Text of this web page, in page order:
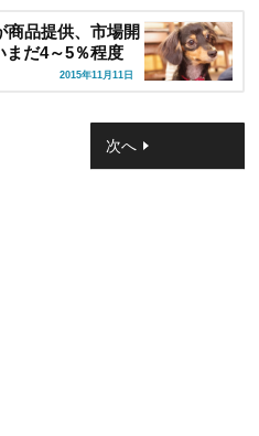
商品提供、市場開
まだ4～5％程度
2015年11月11日
次へ